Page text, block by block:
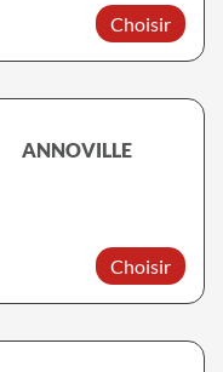
Choisir
ANNOVILLE
Choisir